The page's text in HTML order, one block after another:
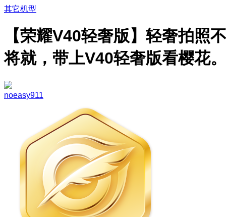
其它机型
【荣耀V40轻奢版】轻奢拍照不
将就，带上V40轻奢版看樱花。
noeasy911